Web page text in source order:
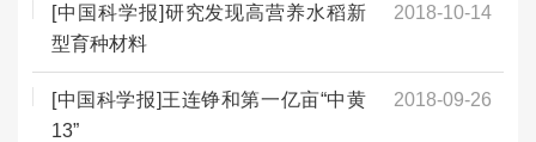
[中国科学报]研究发现高营养水稻新
型育种材料
2018-10-14
[中国科学报]王连铮和第一亿亩“中黄
13”
2018-09-26